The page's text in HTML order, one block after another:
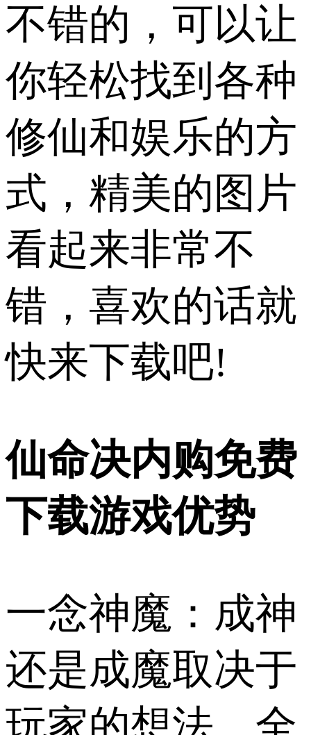
不错的，可以让
你轻松找到各种
修仙和娱乐的方
式，精美的图片
看起来非常不
错，喜欢的话就
快来下载吧!
仙命决内购免费
下载游戏优势
一念神魔：成神
还是成魔取决于